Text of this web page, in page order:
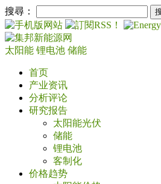
搜尋：
太阳能 锂电池 储能
首页
产业资讯
分析评论
研究报告
太阳能光伏
储能
锂电池
客制化
价格趋势